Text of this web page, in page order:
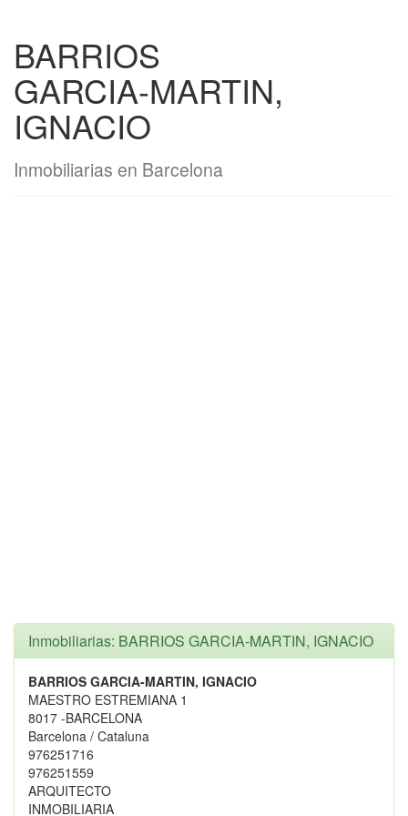
BARRIOS
GARCIA-MARTIN,
IGNACIO
Inmobiliarias en Barcelona
Inmobiliarias: BARRIOS GARCIA-MARTIN, IGNACIO
BARRIOS GARCIA-MARTIN, IGNACIO
MAESTRO ESTREMIANA 1
8017 -BARCELONA
Barcelona / Cataluna
976251716
976251559
ARQUITECTO
INMOBILIARIA